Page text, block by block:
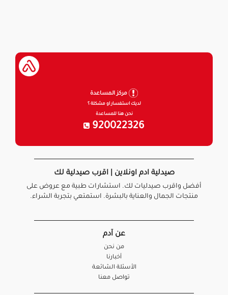
مركز المساعدة
لديك استفسار او مشكلة ؟
نحن هنا للمساعدة
920022326
صيدلية ادم اونلاين | اقرب صيدلية لك
أفضل واقرب صيدليات لك. استشارات طبية مع عروض على
منتجات الجمال والعناية بالبشرة. استمتعي بتجربة الشراء.
عن آدم
من نحن
أخبارنا
الأسئلة الشائعة
تواصل معنا